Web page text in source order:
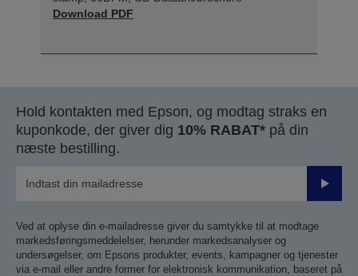
Download PDF
Hold kontakten med Epson, og modtag straks en
kuponkode, der giver dig 10% RABAT* på din
næste bestilling.
Send
Ved at oplyse din e-mailadresse giver du samtykke til at modtage
markedsføringsmeddelelser, herunder markedsanalyser og
undersøgelser, om Epsons produkter, events, kampagner og tjenester
via e-mail eller andre former for elektronisk kommunikation, baseret på